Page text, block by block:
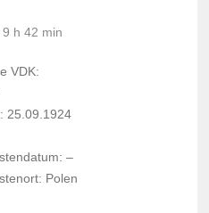
h 42 min
VDK:
25.09.1924
–
Polen